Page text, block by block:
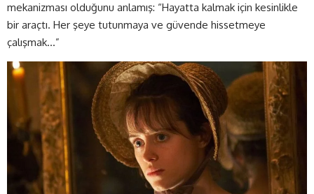
mekanizması olduğunu anlamış: “Hayatta kalmak için kesinlikle
bir araçtı. Her şeye tutunmaya ve güvende hissetmeye
çalışmak…”